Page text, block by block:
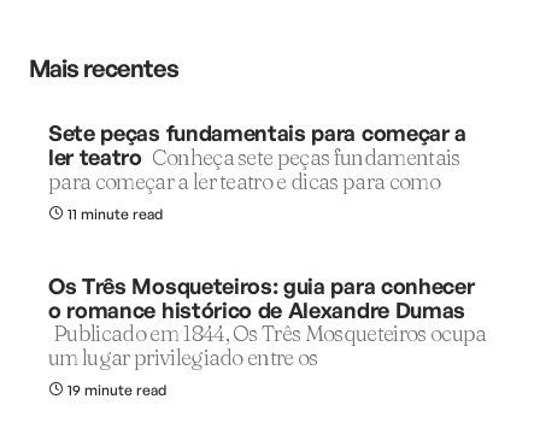
Mais recentes
Sete peças fundamentais para começar a
ler teatro Conheça sete peças fundamentais
para começar a ler teatro e dicas para como
11 minute read
Os Três Mosqueteiros: guia para conhecer
o romance histórico de Alexandre Dumas
Publicado em 1844, Os Três Mosqueteiros ocupa
um lugar privilegiado entre os
19 minute read